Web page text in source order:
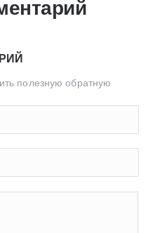
полезную обратную